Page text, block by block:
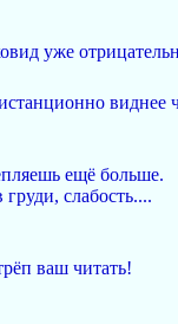
уже
виднее
ещё больше.
слабость....
ваш читать!